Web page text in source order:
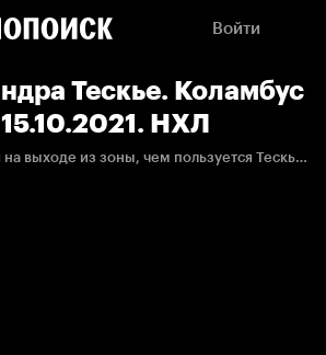
Войти
Тескье. Коламбус
НХЛ
"Койоты" ошибаются на выходе из зоны, чем пользуется Тескье, открывая счёт.